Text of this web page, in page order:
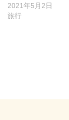
2021年5月2日
旅行